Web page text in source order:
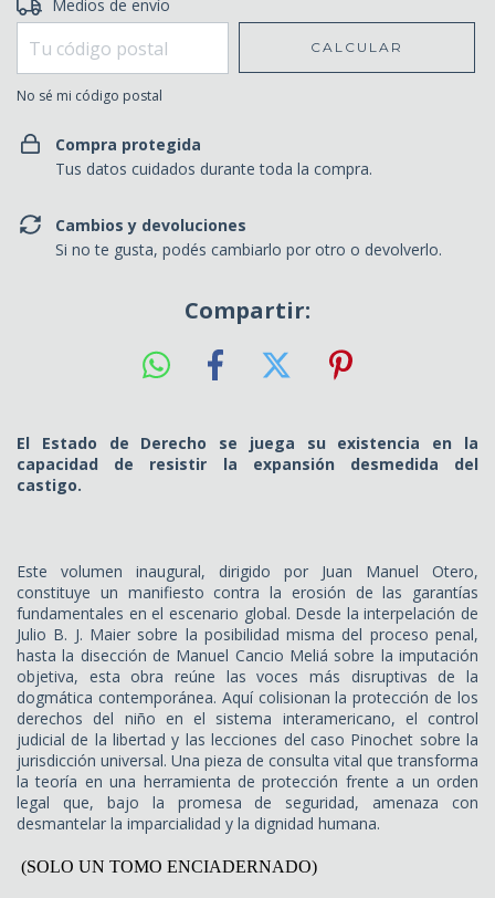
Medios de envío
CALCULAR
No sé mi código postal
Compra protegida
Tus datos cuidados durante toda la compra.
Cambios y devoluciones
Si no te gusta, podés cambiarlo por otro o devolverlo.
Compartir:
El Estado de Derecho se juega su existencia en la
capacidad de resistir la expansión desmedida del
castigo.
Este volumen inaugural, dirigido por Juan Manuel Otero,
constituye un manifiesto contra la erosión de las garantías
fundamentales en el escenario global. Desde la interpelación de
Julio B. J. Maier sobre la posibilidad misma del proceso penal,
hasta la disección de Manuel Cancio Meliá sobre la imputación
objetiva, esta obra reúne las voces más disruptivas de la
dogmática contemporánea. Aquí colisionan la protección de los
derechos del niño en el sistema interamericano, el control
judicial de la libertad y las lecciones del caso Pinochet sobre la
jurisdicción universal. Una pieza de consulta vital que transforma
la teoría en una herramienta de protección frente a un orden
legal que, bajo la promesa de seguridad, amenaza con
desmantelar la imparcialidad y la dignidad humana.
(SOLO UN TOMO ENCIADERNADO)